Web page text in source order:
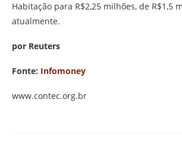
Habitação para R$2,25 milhões, de R$1,5
atualmente.
por Reuters
Fonte: Infomoney
www.contec.org.br